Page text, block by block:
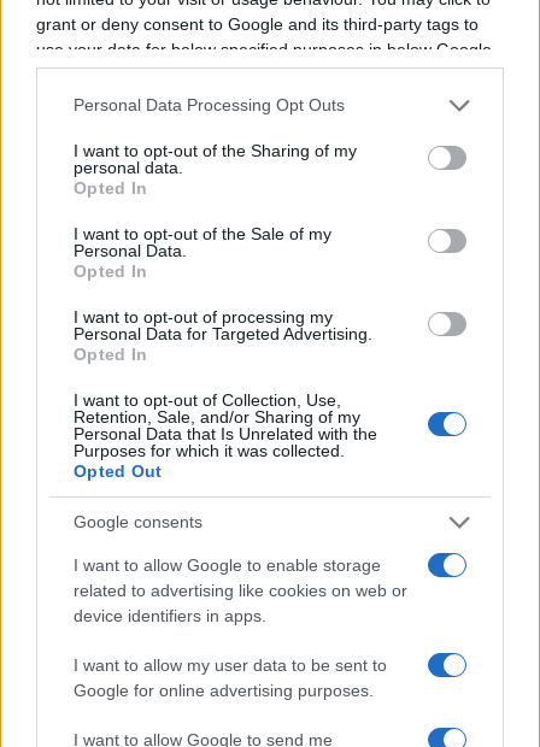
grant or deny consent to Google and its third-party tags to
use your data for below specified purposes in below Google
consent section.
Personal Data Processing Opt Outs
I want to opt-out of the Sharing of my
personal data.
Opted In
I want to opt-out of the Sale of my
Personal Data.
Opted In
I want to opt-out of processing my
Personal Data for Targeted Advertising.
Opted In
I want to opt-out of Collection, Use,
Retention, Sale, and/or Sharing of my
Personal Data that Is Unrelated with the
Purposes for which it was collected.
Opted Out
Google consents
I want to allow Google to enable storage
related to advertising like cookies on web or
device identifiers in apps.
I want to allow my user data to be sent to
Google for online advertising purposes.
I want to allow Google to send me
35 - 27
Perpignan 0 pts
12.
Toulouse 0 pts
Vannes
Dernières actualités
Stade Toulousain : "Plus facile de
négocier à l'extérieur qu'à Toulouse",
Guy Novès sur Thomas Ramos
XV de France : "Ils ne font que jouer",
Peato Mauvaka alerte sur le Japon avant
le match de samedi
17.07 à 12h00